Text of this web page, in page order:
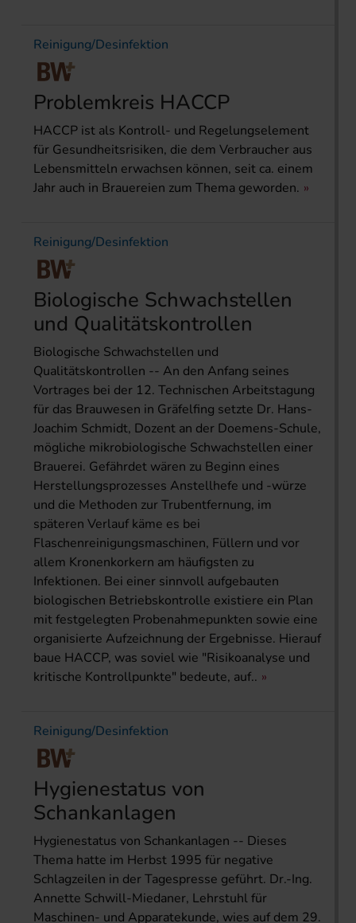
Reinigung/Desinfektion
Problemkreis HACCP
HACCP ist als Kontroll- und Regelungselement
für Gesundheitsrisiken, die dem Verbraucher aus
Lebensmitteln erwachsen können, seit ca. einem
Jahr auch in Brauereien zum Thema geworden.
Reinigung/Desinfektion
Biologische Schwachstellen
und Qualitätskontrollen
Biologische Schwachstellen und
Qualitätskontrollen -- An den Anfang seines
Vortrages bei der 12. Technischen Arbeitstagung
für das Brauwesen in Gräfelfing setzte Dr. Hans-
Joachim Schmidt, Dozent an der Doemens-Schule,
mögliche mikrobiologische Schwachstellen einer
Brauerei. Gefährdet wären zu Beginn eines
Herstellungsprozesses Anstellhefe und -würze
und die Methoden zur Trubentfernung, im
späteren Verlauf käme es bei
Flaschenreinigungsmaschinen, Füllern und vor
allem Kronenkorkern am häufigsten zu
Infektionen. Bei einer sinnvoll aufgebauten
biologischen Betriebskontrolle existiere ein Plan
mit festgelegten Probenahmepunkten sowie eine
organisierte Aufzeichnung der Ergebnisse. Hierauf
baue HACCP, was soviel wie "Risikoanalyse und
kritische Kontrollpunkte" bedeute, auf..
Reinigung/Desinfektion
Hygienestatus von
Schankanlagen
Hygienestatus von Schankanlagen -- Dieses
Thema hatte im Herbst 1995 für negative
Schlagzeilen in der Tagespresse geführt. Dr.-Ing.
Annette Schwill-Miedaner, Lehrstuhl für
Maschinen- und Apparatekunde, wies auf dem 29.